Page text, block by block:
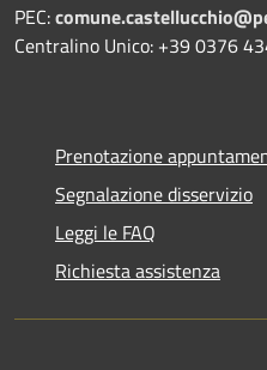
PEC:
Centralino Unico: +39 0376
Prenotazione
Segnalazione disservizio
Leggi le FAQ
Richiesta assistenza